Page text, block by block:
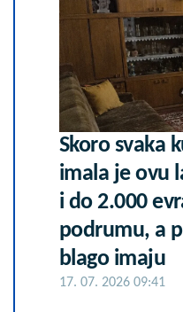
Skoro svaka
imala je ovu
i do 2.000
podrumu, a
blago imaju
17. 07. 2026 09:41